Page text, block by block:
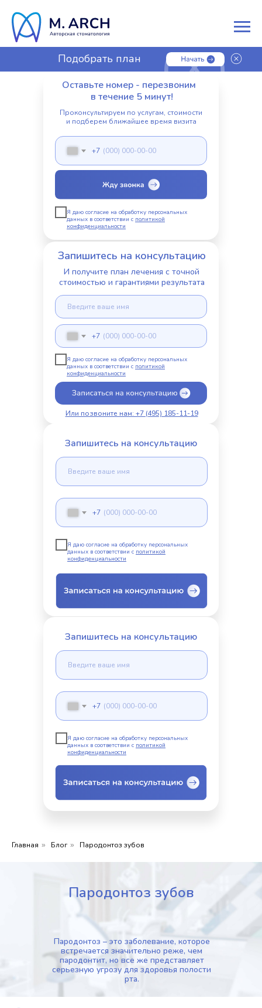
Подобрать план
лечения
Оставьте номер - перезвоним
в течение 5 минут!
Проконсультируем по услугам, стоимости
и подберем ближайшее время визита
+7
Я даю согласие на обработку персональных
данных в соответствии с политикой
конфиденциальности
Запишитесь на консультацию
И получите план лечения с точной
стоимостью и гарантиями результата
Или позвоните нам: +7 (495) 185-11-19
+7
Я даю согласие на обработку персональных
данных в соответствии с политикой
конфиденциальности
Запишитесь на консультацию
+7
Я даю согласие на обработку персональных
данных в соответствии с политикой
конфиденциальности
Запишитесь на консультацию
+7
Я даю согласие на обработку персональных
данных в соответствии с политикой
конфиденциальности
Главная » Блог » Пародонтоз зубов
Пародонтоз зубов
Пародонтоз – это заболевание, которое
встречается значительно реже, чем
пародонтит, но все же представляет
серьезную угрозу для здоровья полости
рта.